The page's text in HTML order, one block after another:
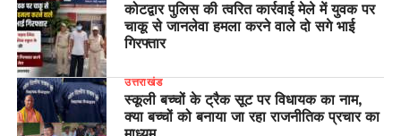
कोटद्वार पुलिस की त्वरित कार्रवाई मेले में युवक पर
चाकू से जानलेवा हमला करने वाले दो सगे भाई
गिरफ्तार
उत्तराखंड
स्कूली बच्चों के ट्रैक सूट पर विधायक का नाम,
क्या बच्चों को बनाया जा रहा राजनीतिक प्रचार का